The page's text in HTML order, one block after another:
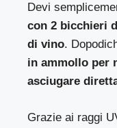
Devi
con 2 bicchieri
di vino.
in ammollo per
asciugare
Grazie ai raggi